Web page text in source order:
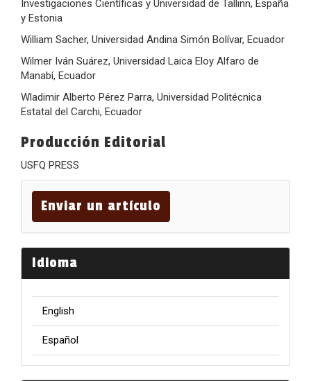
Investigaciones Científicas y Universidad de Tallinn, España
y Estonia
William Sacher, Universidad Andina Simón Bolívar, Ecuador
Wilmer Iván Suárez, Universidad Laica Eloy Alfaro de
Manabí, Ecuador
Wladimir Alberto Pérez Parra, Universidad Politécnica
Estatal del Carchi, Ecuador
Producción Editorial
USFQ PRESS
Enviar
un
artículo
Enviar un artículo
Idioma
English
Español